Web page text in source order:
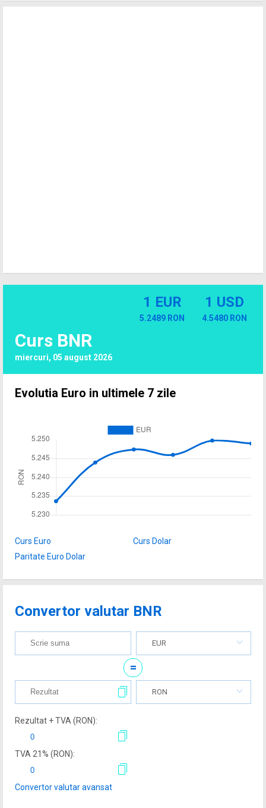
Curs BNR
miercuri, 05 august 2026
1 EUR
5.2489 RON
1 USD
4.5480 RON
Evolutia Euro in ultimele 7 zile
Curs Euro
Curs Dolar
Paritate Euro Dolar
Convertor valutar BNR
EUR
=
RON
Rezultat + TVA (RON):
TVA 21% (RON):
Convertor valutar avansat